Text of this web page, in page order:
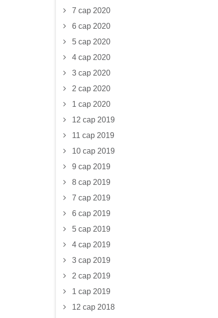
7 сар 2020
6 сар 2020
5 сар 2020
4 сар 2020
3 сар 2020
2 сар 2020
1 сар 2020
12 сар 2019
11 сар 2019
10 сар 2019
9 сар 2019
8 сар 2019
7 сар 2019
6 сар 2019
5 сар 2019
4 сар 2019
3 сар 2019
2 сар 2019
1 сар 2019
12 сар 2018